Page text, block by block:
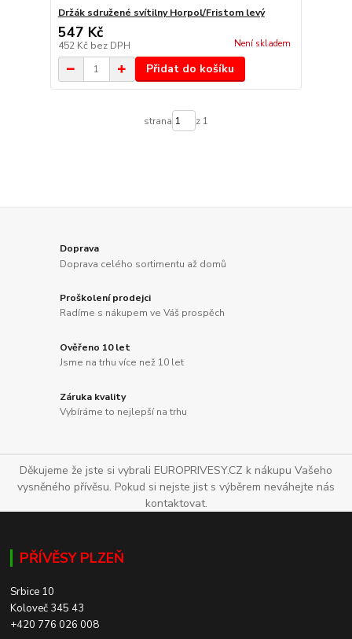
Držák sdružené svítilny Horpol/Fristom levý
547 Kč
452 Kč bez DPH Není skladem
Přidat do košíku
strana z 1
Doprava
Doprava celého sortimentu až domů
Proškolení prodejci
Radíme s nákupem ve Váš prospěch
Ověřeno 10 let
Jsme na trhu více než 10 let
Záruka kvality
Vybíráme to nejlepší na trhu
Děkujeme že jste si vybrali EUROPRIVESY.CZ k nákupu Vašeho
vysněného přívěsu. Pokud si nejste jist s výběrem neváhejte nás
kontaktovat.
PŘÍVĚSY PLZEŇ
Srbice 10
Koloveč 345 43
+420 776 026 008